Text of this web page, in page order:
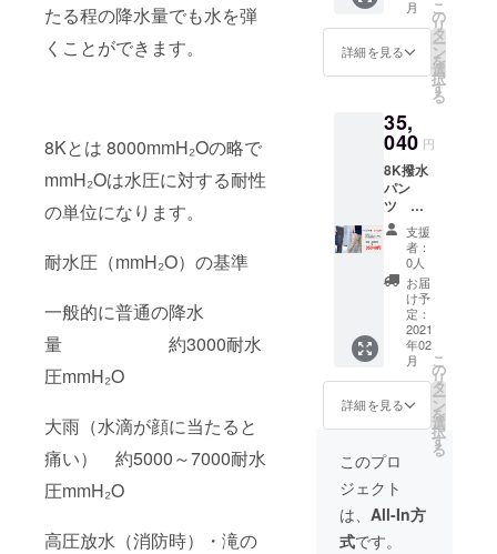
たる程の降水量でも水を弾
くことができます。
8Kとは 8000mmH₂Oの略で
mmH₂Oは水圧に対する耐性
の単位になります。
耐水圧（mmH₂O）の基準
一般的に普通の降水
量 約3000耐水
圧mmH₂O
大雨（水滴が顔に当たると
痛い） 約5000～7000耐水
圧mmH₂O
高圧放水（消防時）・滝の
きな色
を選ん
でくだ
さい）
・取扱
月
詳細を見る
こ
の
リ
タ
ー
ン
を
選
択
す
る
35,
040 円
8K撥水
パン
ツ
27％OF
F トリ
プル割
引
35040
円(税込)
・8K撥
水パン
ツ×3着
（お好
きな色
を選ん
でくだ
さい）
・取扱
説明書
支援
者：
0人
お届
け予
定：
2021
年02
月
詳細を見る
こ
の
リ
タ
ー
ン
を
選
択
す
る
このプロ
ジェクト
は、 All-In方
式です。